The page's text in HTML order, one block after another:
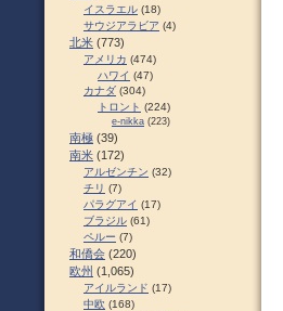
イスラエル (18)
サウジアラビア (4)
北米 (773)
アメリカ (474)
ハワイ (47)
カナダ (304)
トロント (224)
e-nikka (223)
南極 (39)
南米 (172)
アルゼンチン (32)
チリ (7)
パラグアイ (17)
ブラジル (61)
ペルー (7)
和僑会 (220)
欧州 (1,065)
アイルランド (17)
中欧 (168)